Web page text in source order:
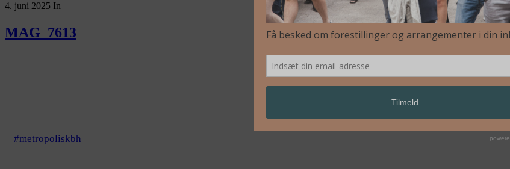
4. juni 2025 In
MAG_7613
#metropoliskbh